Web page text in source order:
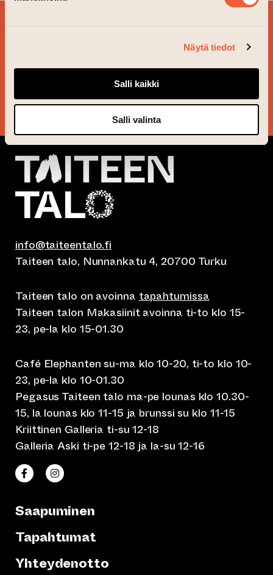
Näytä tiedot
Salli kaikki
Salli valinta
TILAA
UUTISKIRJEEMME JA
PYSY AJAN TASALLA!
KYLLÄ KIITOS!
info@taiteentalo.fi
Taiteen talo, Nunnankatu 4, 20700 Turku
Taiteen talo on avoinna tapahtumissa
Taiteen talon Makasiinit avoinna ti-to klo 15-
23, pe-la klo 15-01.30
Café Elephanten su-ma klo 10-20, ti-to klo 10-
23, pe-la klo 10-01.30
Pegasus Taiteen talo ma-pe lounas klo 10.30-
15, la lounas klo 11-15 ja brunssi su klo 11-15
Kriittinen Galleria ti-su 12-18
Galleria Aski ti-pe 12-18 ja la-su 12-16
Taiteen talo Facebookissa
(siirtyy toiseen verkkopalveluun)
Taiteen talo Instagramissa
(siirtyy toiseen verkkopalveluun)
Saapuminen
Tapahtumat
Yhteydenotto